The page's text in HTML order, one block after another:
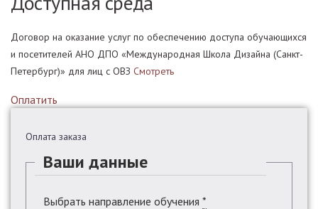
Договор на оказание услуг по обеспечению доступа обучающихся
и посетителей АНО ДПО «Международная Школа Дизайна (Санкт-
Петербург)» для лиц с ОВЗ Смотреть
Оплатить
Оплата заказа
Ваши данные
Выбрать направление обучения *